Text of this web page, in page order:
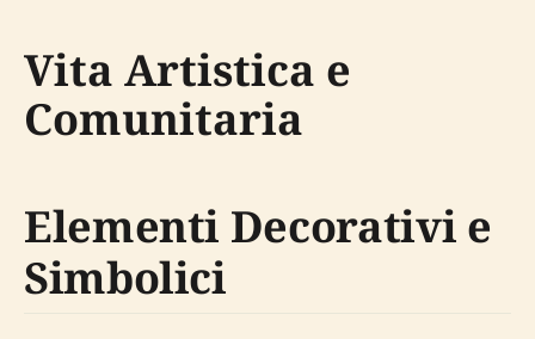
Vita Artistica e
Comunitaria
Elementi Decorativi e
Simbolici